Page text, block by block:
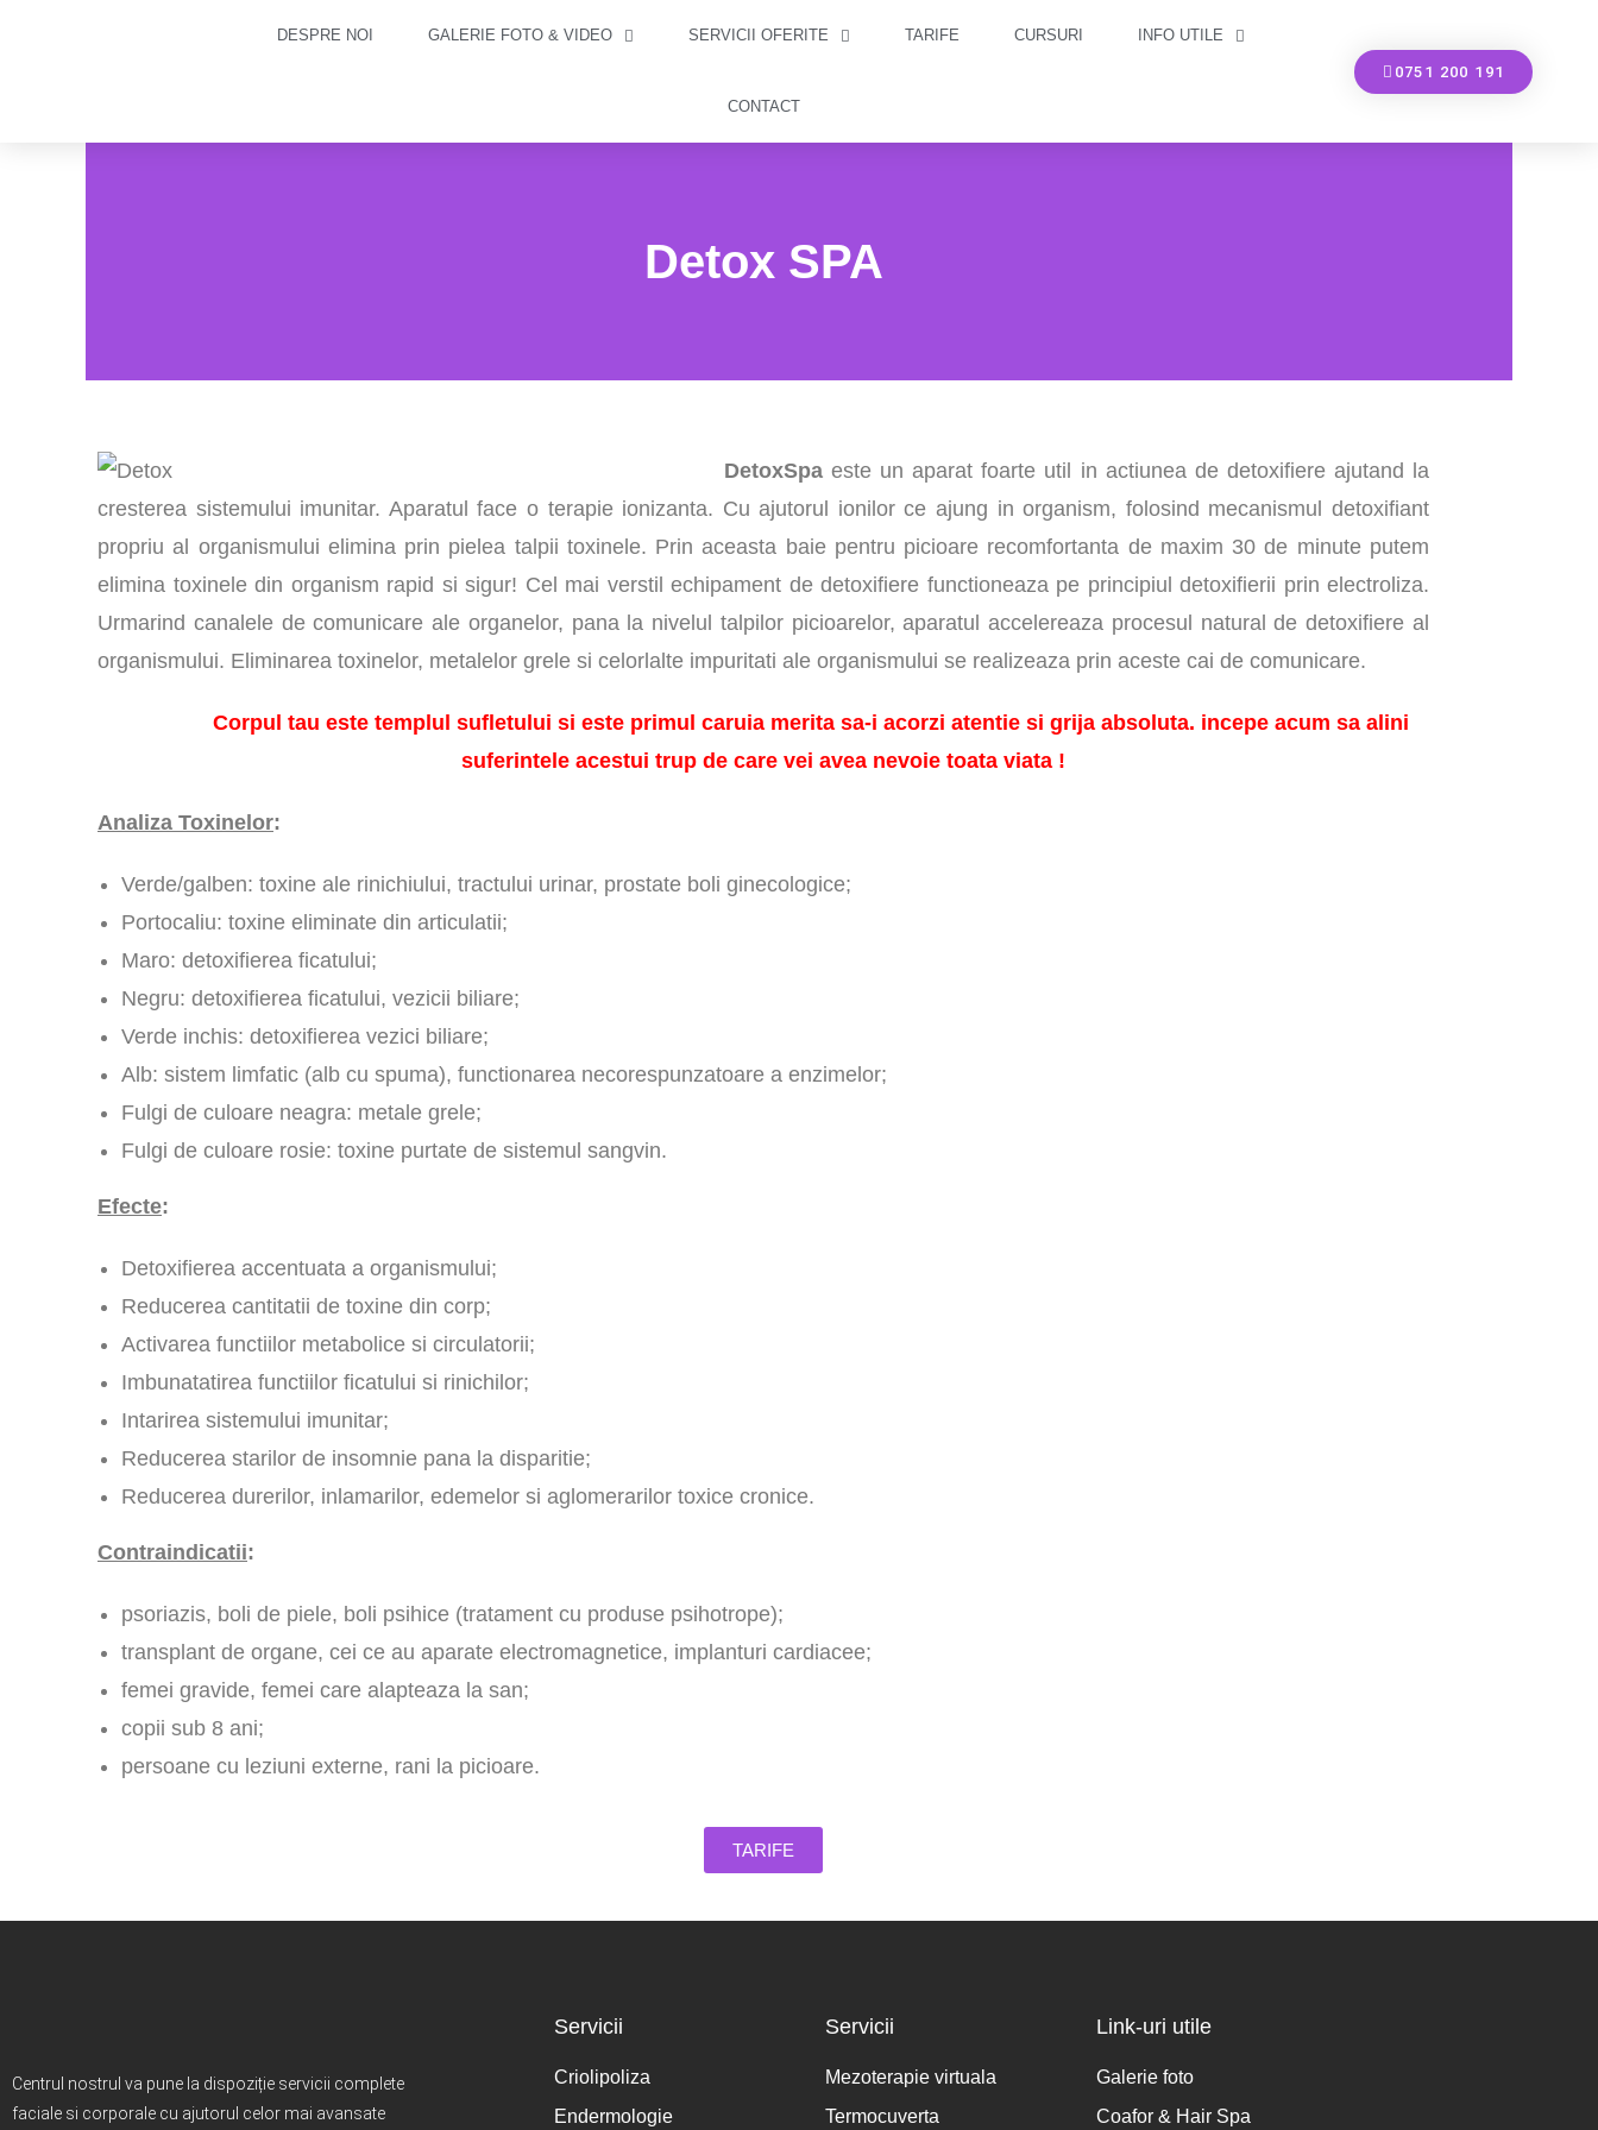
DESPRE NOI GALERIE FOTO & VIDEO SERVICII OFERITE TARIFE CURSURI INFO UTILE
CONTACT
0751 200 191
Detox SPA
DetoxSpa este un aparat foarte util in actiunea de detoxifiere ajutand la
cresterea sistemului imunitar. Aparatul face o terapie ionizanta. Cu ajutorul ionilor ce ajung in organism, folosind mecanismul detoxifiant
propriu al organismului elimina prin pielea talpii toxinele. Prin aceasta baie pentru picioare recomfortanta de maxim 30 de minute putem
elimina toxinele din organism rapid si sigur! Cel mai verstil echipament de detoxifiere functioneaza pe principiul detoxifierii prin electroliza.
Urmarind canalele de comunicare ale organelor, pana la nivelul talpilor picioarelor, aparatul accelereaza procesul natural de detoxifiere al
organismului. Eliminarea toxinelor, metalelor grele si celorlalte impuritati ale organismului se realizeaza prin aceste cai de comunicare.
Corpul tau este templul sufletului si este primul caruia merita sa-i acorzi atentie si grija absoluta. incepe acum sa alini
suferintele acestui trup de care vei avea nevoie toata viata !
Analiza Toxinelor:
Verde/galben: toxine ale rinichiului, tractului urinar, prostate boli ginecologice;
Portocaliu: toxine eliminate din articulatii;
Maro: detoxifierea ficatului;
Negru: detoxifierea ficatului, vezicii biliare;
Verde inchis: detoxifierea vezici biliare;
Alb: sistem limfatic (alb cu spuma), functionarea necorespunzatoare a enzimelor;
Fulgi de culoare neagra: metale grele;
Fulgi de culoare rosie: toxine purtate de sistemul sangvin.
Efecte:
Detoxifierea accentuata a organismului;
Reducerea cantitatii de toxine din corp;
Activarea functiilor metabolice si circulatorii;
Imbunatatirea functiilor ficatului si rinichilor;
Intarirea sistemului imunitar;
Reducerea starilor de insomnie pana la disparitie;
Reducerea durerilor, inlamarilor, edemelor si aglomerarilor toxice cronice.
Contraindicatii:
psoriazis, boli de piele, boli psihice (tratament cu produse psihotrope);
transplant de organe, cei ce au aparate electromagnetice, implanturi cardiacee;
femei gravide, femei care alapteaza la san;
copii sub 8 ani;
persoane cu leziuni externe, rani la picioare.
TARIFE
Centrul nostrul va pune la dispoziție servicii complete
faciale si corporale cu ajutorul celor mai avansate
Servicii
Criolipoliza
Endermologie
Servicii
Mezoterapie virtuala
Termocuverta
Link-uri utile
Galerie foto
Coafor & Hair Spa